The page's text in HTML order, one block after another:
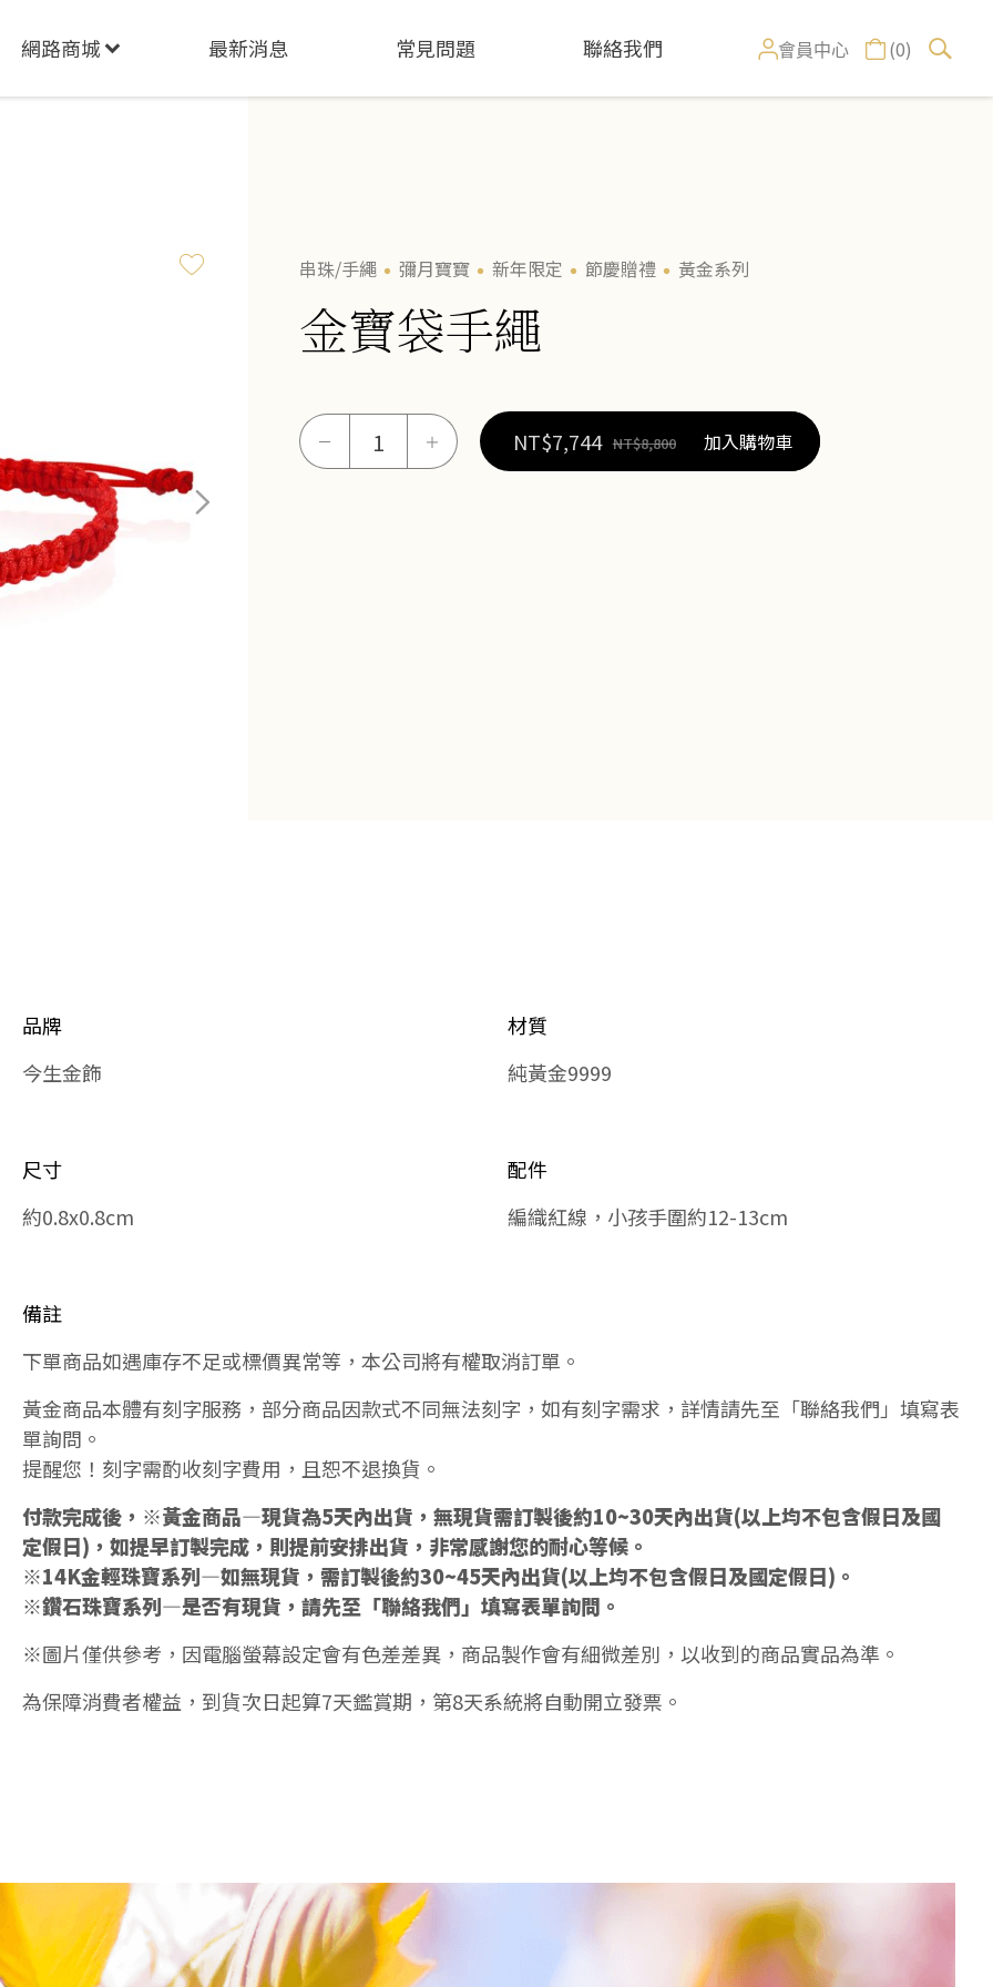
網路商城 最新消息 常見問題 聯絡我們 會員中心 (0)
串珠/手繩 彌月寶寶 新年限定 節慶贈禮 黃金系列
金寶袋手繩
－ ＋ NT$7,744 NT$8,800 加入購物車
品牌
今生金飾
材質
純黃金9999
尺寸
約0.8x0.8cm
配件
編織紅線，小孩手圍約12-13cm
備註
下單商品如遇庫存不足或標價異常等，本公司將有權取消訂單。
黃金商品本體有刻字服務，部分商品因款式不同無法刻字，如有刻字需求，詳情請先至「聯絡我們」填寫表
單詢問。
提醒您！刻字需酌收刻字費用，且恕不退換貨。
付款完成後，※黃金商品—現貨為5天內出貨，無現貨需訂製後約10~30天內出貨(以上均不包含假日及國
定假日)，如提早訂製完成，則提前安排出貨，非常感謝您的耐心等候。
※14K金輕珠寶系列—如無現貨，需訂製後約30~45天內出貨(以上均不包含假日及國定假日)。
※鑽石珠寶系列—是否有現貨，請先至「聯絡我們」填寫表單詢問。
※圖片僅供參考，因電腦螢幕設定會有色差差異，商品製作會有細微差別，以收到的商品實品為準。
為保障消費者權益，到貨次日起算7天鑑賞期，第8天系統將自動開立發票。